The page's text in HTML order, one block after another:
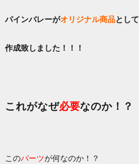
パインバレーがオリジナル商品として
作成致しました！！！
これがなぜ必要なのか！？
このパーツが何なのか！？